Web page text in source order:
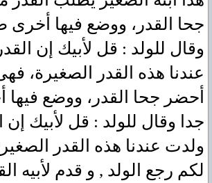
جحا القدر، ووضع فيها أخرى
وقال للولد : قل لأبيك إن
عندنا هذه القدر الصغيرة،
أحضر جحا القدر، ووضع
جدا وقال للولد : قل لأبيك إن
ولدت عندنا هذه القدر
لكم رجع الولد , و قدم لأبيه